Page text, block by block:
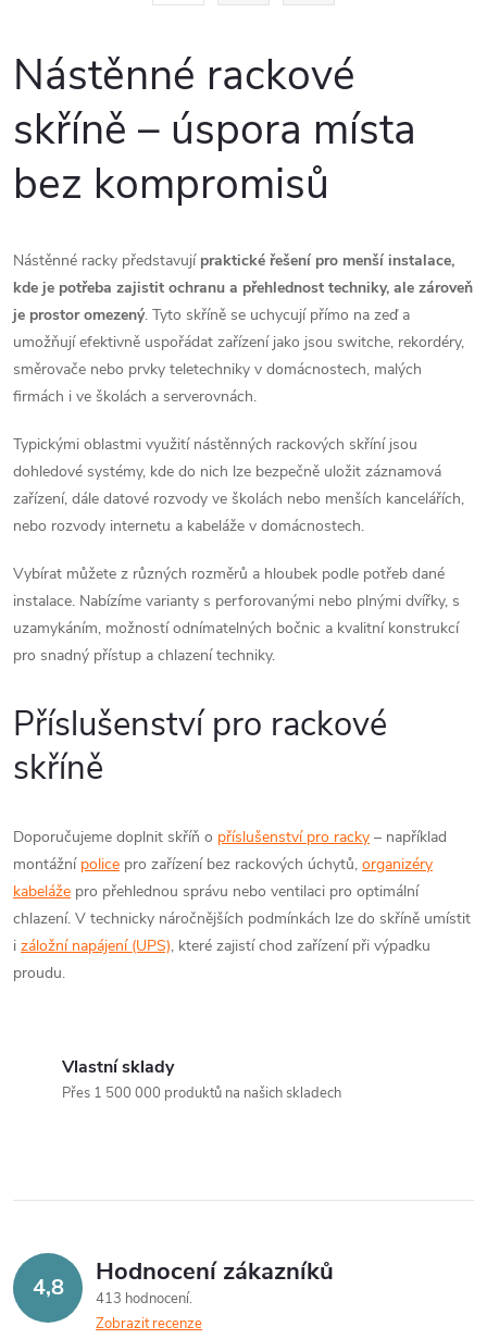
d
a
c
í
r
v
k
y
v
ý
p
i
s
u
á
n
k
o
v
í
Nástěnné rackové
skříně – úspora místa
bez kompromisů
Nástěnné racky představují praktické řešení pro menší instalace,
kde je potřeba zajistit ochranu a přehlednost techniky, ale zároveň
je prostor omezený. Tyto skříně se uchycují přímo na zeď a
umožňují efektivně uspořádat zařízení jako jsou switche, rekordéry,
směrovače nebo prvky teletechniky v domácnostech, malých
firmách i ve školách a serverovnách.
Typickými oblastmi využití nástěnných rackových skříní jsou
dohledové systémy, kde do nich lze bezpečně uložit záznamová
zařízení, dále datové rozvody ve školách nebo menších kancelářích,
nebo rozvody internetu a kabeláže v domácnostech.
Vybírat můžete z různých rozměrů a hloubek podle potřeb dané
instalace. Nabízíme varianty s perforovanými nebo plnými dvířky, s
uzamykáním, možností odnímatelných bočnic a kvalitní konstrukcí
pro snadný přístup a chlazení techniky.
Příslušenství pro rackové
skříně
Doporučujeme doplnit skříň o příslušenství pro racky – například
montážní police pro zařízení bez rackových úchytů, organizéry
kabeláže pro přehlednou správu nebo ventilaci pro optimální
chlazení. V technicky náročnějších podmínkách lze do skříně umístit
i záložní napájení (UPS), které zajistí chod zařízení při výpadku
proudu.
Vlastní sklady
Přes 1 500 000 produktů na našich skladech
4,8 Hodnocení zákazníků
413 hodnocení
Zobrazit recenze